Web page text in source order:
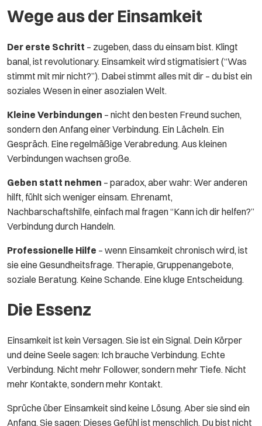
Wege aus der Einsamkeit
Der erste Schritt – zugeben, dass du einsam bist. Klingt
banal, ist revolutionary. Einsamkeit wird stigmatisiert (“Was
stimmt mit mir nicht?”). Dabei stimmt alles mit dir – du bist ein
soziales Wesen in einer asozialen Welt.
Kleine Verbindungen – nicht den besten Freund suchen,
sondern den Anfang einer Verbindung. Ein Lächeln. Ein
Gespräch. Eine regelmäßige Verabredung. Aus kleinen
Verbindungen wachsen große.
Geben statt nehmen – paradox, aber wahr: Wer anderen
hilft, fühlt sich weniger einsam. Ehrenamt,
Nachbarschaftshilfe, einfach mal fragen “Kann ich dir helfen?”
Verbindung durch Handeln.
Professionelle Hilfe – wenn Einsamkeit chronisch wird, ist
sie eine Gesundheitsfrage. Therapie, Gruppenangebote,
soziale Beratung. Keine Schande. Eine kluge Entscheidung.
Die Essenz
Einsamkeit ist kein Versagen. Sie ist ein Signal. Dein Körper
und deine Seele sagen: Ich brauche Verbindung. Echte
Verbindung. Nicht mehr Follower, sondern mehr Tiefe. Nicht
mehr Kontakte, sondern mehr Kontakt.
Sprüche über Einsamkeit sind keine Lösung. Aber sie sind ein
Anfang. Sie sagen: Dieses Gefühl ist menschlich. Du bist nicht